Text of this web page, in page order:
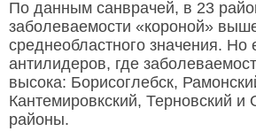
По данным санврачей, в 23
заболеваемости «короной»
среднеобластного значения. Но
антилидеров, где
высока: Борисоглебск,
Кантемировкский, Терновский и
районы.